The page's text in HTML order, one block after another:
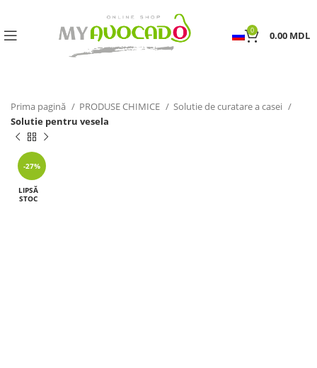
0 0.00 MDL
Prima pagină PRODUSE CHIMICE
Solutie de curatare a casei
Solutie pentru vesela
-27%
LIPSĂ
STOC